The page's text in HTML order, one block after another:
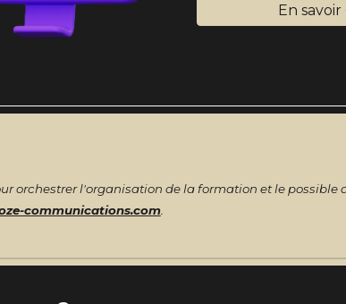
En savoir
orchestrer l'organisation de la formation et le possible
communications.com.